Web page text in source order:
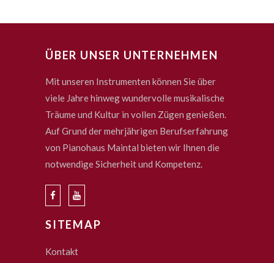
ÜBER UNSER UNTERNEHMEN
Mit unseren Instrumenten können Sie über
viele Jahre hinweg wundervolle musikalische
Träume und Kultur in vollen Zügen genießen.
Auf Grund der mehrjährigen Berufserfahrung
von Pianohaus Maintal bieten wir Ihnen die
notwendige Sicherheit und Kompetenz.
SITEMAP
Kontakt